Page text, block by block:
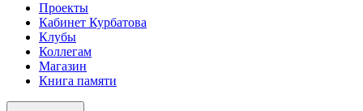
Проекты
Кабинет Курбатова
Клубы
Коллегам
Магазин
Книга памяти